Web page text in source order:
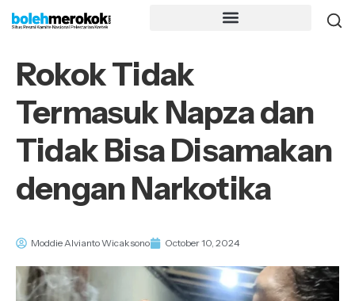
Rokok Tidak
Termasuk Napza dan
Tidak Bisa Disamakan
dengan Narkotika
Moddie Alvianto Wicaksono October 10, 2024